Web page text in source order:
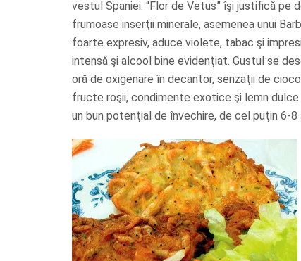
vestul Spaniei. “Flor de Vetus” îşi justifică pe
frumoase inserţii minerale, asemenea unui
foarte expresiv, aduce violete, tabac şi
intensă şi alcool bine evidenţiat. Gustul se
oră de oxigenare în decantor, senzaţii de
fructe roşii, condimente exotice şi lemn
un bun potenţial de învechire, de cel puţin 6-8